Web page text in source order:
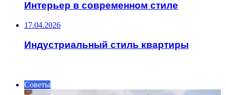
Интерьер в современном стиле
17.04.2026
Индустриальный стиль квартиры
Советы